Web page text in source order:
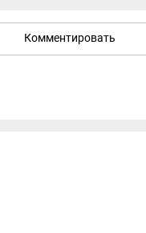
Комментировать